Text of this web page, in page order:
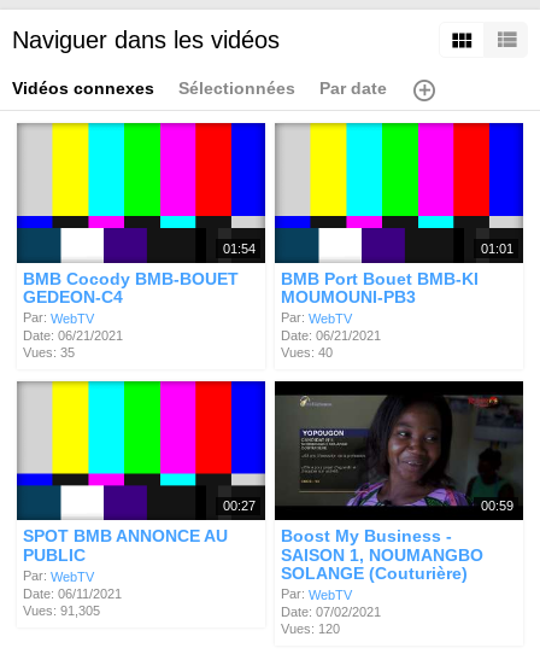
Naviguer dans les vidéos
Vidéos connexes Sélectionnées Par date
01:54
BMB Cocody BMB-BOUET
GEDEON-C4
Par:WebTV
Date: 06/21/2021
Vues: 35
01:01
BMB Port Bouet BMB-KI
MOUMOUNI-PB3
Par:WebTV
Date: 06/21/2021
Vues: 40
00:27
SPOT BMB ANNONCE AU
PUBLIC
Par:WebTV
Date: 06/11/2021
Vues: 91,305
00:59
Boost My Business -
SAISON 1, NOUMANGBO
SOLANGE (Couturière)
Par:WebTV
Date: 07/02/2021
Vues: 120